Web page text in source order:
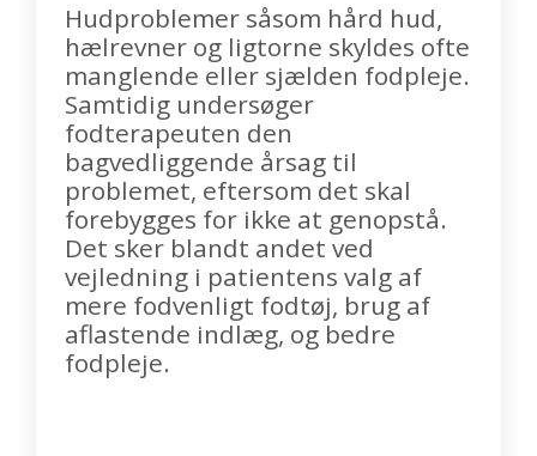
Hudproblemer såsom hård hud,
hælrevner og ligtorne skyldes ofte
manglende eller sjælden fodpleje.
Samtidig undersøger
fodterapeuten den
bagvedliggende årsag til
problemet, eftersom det skal
forebygges for ikke at genopstå.
Det sker blandt andet ved
vejledning i patientens valg af
mere fodvenligt fodtøj, brug af
aflastende indlæg, og bedre
fodpleje.